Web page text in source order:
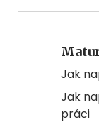
Jak
Jak
práci